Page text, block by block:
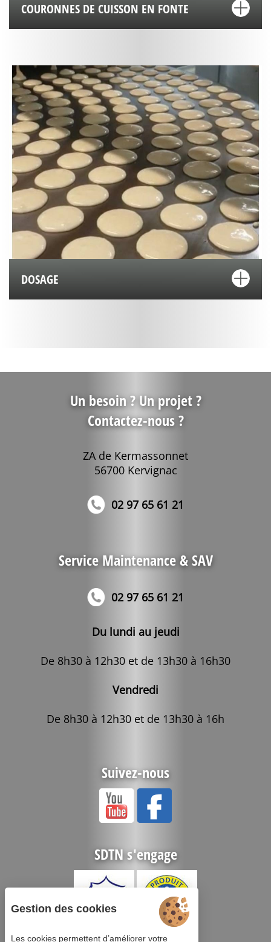
COURONNES DE CUISSON EN FONTE
DOSAGE
Un besoin ? Un projet ?
Contactez-nous ?
ZA de Kermassonnet
56700 Kervignac
02 97 65 61 21
Service Maintenance & SAV
02 97 65 61 21
Du lundi au jeudi
De 8h30 à 12h30 et de 13h30 à 16h30
Vendredi
De 8h30 à 12h30 et de 13h30 à 16h
Suivez-nous
SDTN s'engage
Gestion des cookies
Les cookies permettent d’améliorer votre